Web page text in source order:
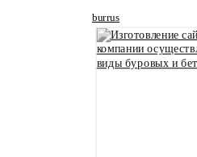
burrus